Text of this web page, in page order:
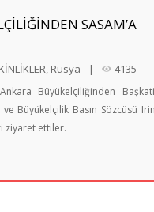
SASAM’A
, Rusya | 4135
Büyükelçiliğinden
Büyükelçilik Basın Sözcüsü
ziyaret ettiler.